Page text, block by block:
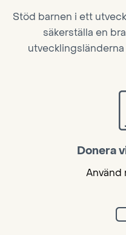
Stöd barnen i ett
säkerställa en
Donera
Använd